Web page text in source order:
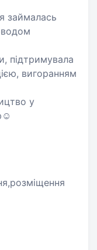
займалась
підтримувала
вигоранням
у